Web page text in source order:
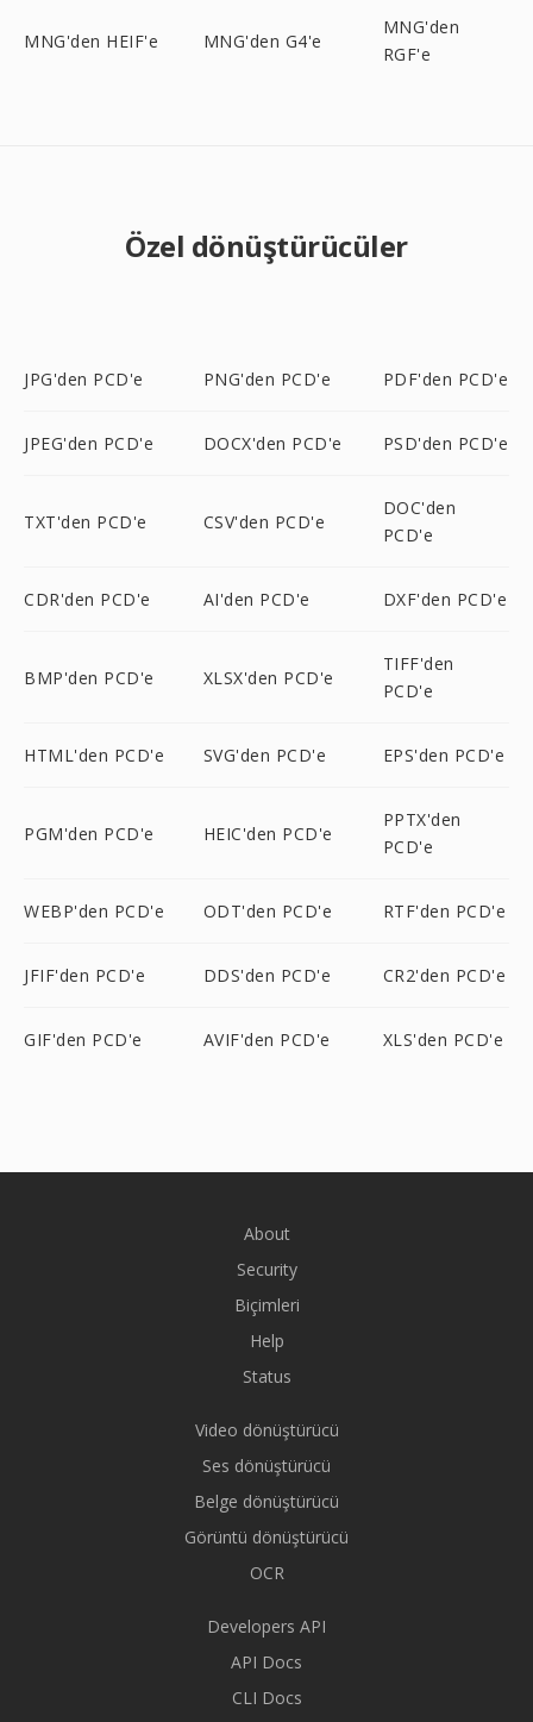
MNG'den HEIF'e MNG'den G4'e
MNG'den
RGF'e
Özel dönüştürücüler
JPG'den PCD'e PNG'den PCD'e PDF'den PCD'e
JPEG'den PCD'e DOCX'den PCD'e PSD'den PCD'e
TXT'den PCD'e CSV'den PCD'e
DOC'den
PCD'e
CDR'den PCD'e AI'den PCD'e DXF'den PCD'e
BMP'den PCD'e XLSX'den PCD'e
TIFF'den
PCD'e
HTML'den PCD'e SVG'den PCD'e EPS'den PCD'e
PGM'den PCD'e HEIC'den PCD'e
PPTX'den
PCD'e
WEBP'den PCD'e ODT'den PCD'e RTF'den PCD'e
JFIF'den PCD'e DDS'den PCD'e CR2'den PCD'e
GIF'den PCD'e AVIF'den PCD'e XLS'den PCD'e
About
Security
Biçimleri
Help
Status
Video dönüştürücü
Ses dönüştürücü
Belge dönüştürücü
Görüntü dönüştürücü
OCR
Developers API
API Docs
CLI Docs